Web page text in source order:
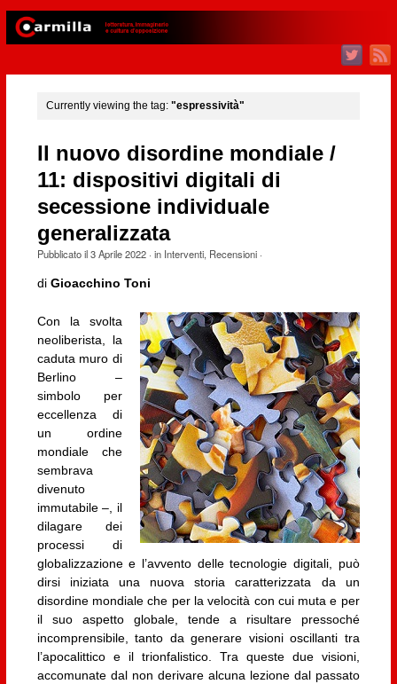
Currently viewing the tag: "espressività"
Il nuovo disordine mondiale /
11: dispositivi digitali di
secessione individuale
generalizzata
Pubblicato il3 Aprile 2022· in Interventi, Recensioni·
di Gioacchino Toni
Con la svolta
neoliberista, la
caduta muro di
Berlino –
simbolo per
eccellenza di
un ordine
mondiale che
sembrava
divenuto
immutabile –, il
dilagare dei
processi di
globalizzazione e l’avvento delle tecnologie digitali, può
dirsi iniziata una nuova storia caratterizzata da un
disordine mondiale che per la velocità con cui muta e per
il suo aspetto globale, tende a risultare pressoché
incomprensibile, tanto da generare visioni oscillanti tra
l’apocalittico e il trionfalistico. Tra queste due visioni,
accomunate dal non derivare alcuna lezione dal passato